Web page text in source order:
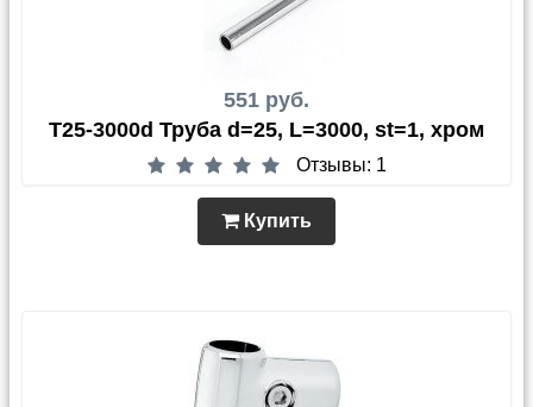
551 руб.
T25-3000d Труба d=25, L=3000, st=1, хром
Отзывы: 1
Купить